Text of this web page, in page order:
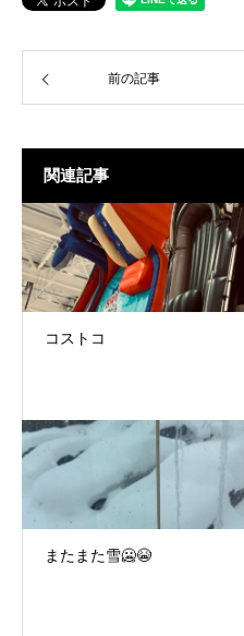
前の記事
関連記事
コストコ
またまた雪🥶😭